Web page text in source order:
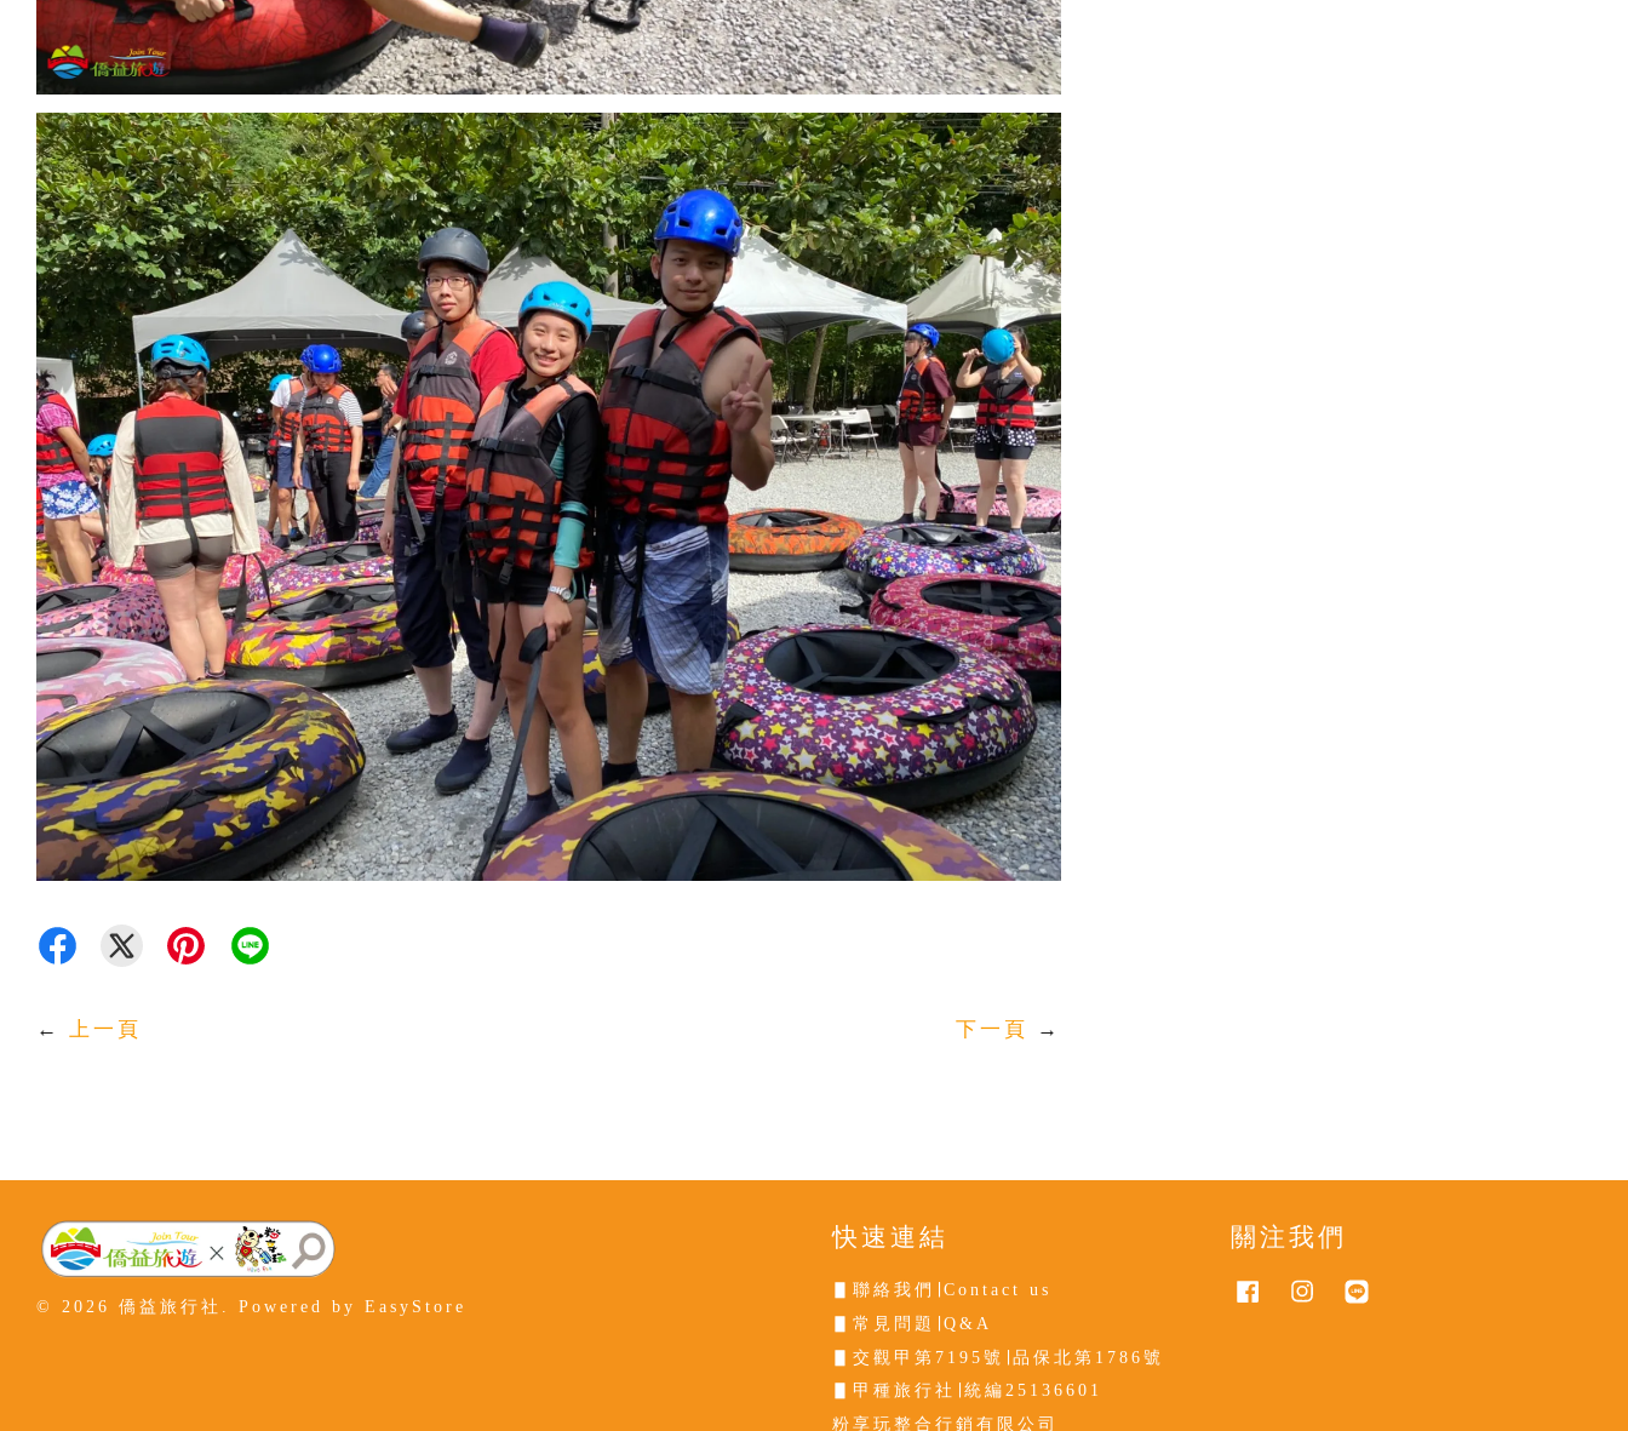
← 上一頁 下一頁 →
© 2026 僑益旅行社. Powered by EasyStore
快速連結
▋聯絡我們∣Contact us
▋常見問題∣Q&A
▋交觀甲第7195號∣品保北第1786號
▋甲種旅行社∣統編25136601
粉享玩整合行銷有限公司
關注我們
FacebookInstagram